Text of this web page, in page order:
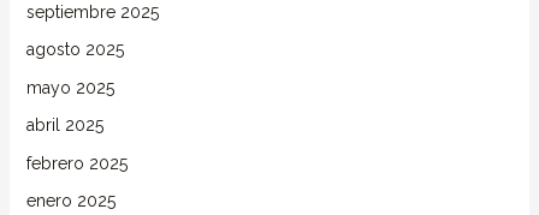
septiembre 2025
agosto 2025
mayo 2025
abril 2025
febrero 2025
enero 2025